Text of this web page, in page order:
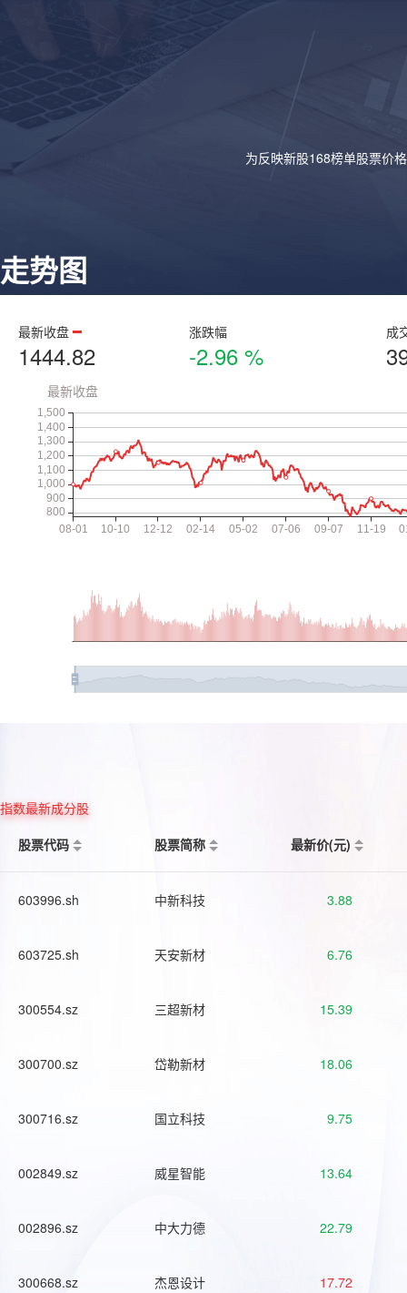
为反映新股168榜单股票价
走势图
最新收盘
1444.82
涨跌幅
-2.96 %
成
指数最新成分股
股票代码
股票简称 最新价(元)
603996.sh 中新科技 3.88
603725.sh 天安新材 6.76
300554.sz 三超新材 15.39
300700.sz 岱勒新材 18.06
300716.sz 国立科技 9.75
002849.sz 威星智能 13.64
002896.sz 中大力德 22.79
300668.sz 杰恩设计 17.72